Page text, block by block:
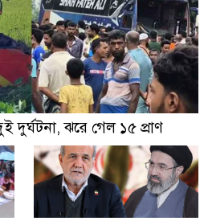
দুর্ঘটনা, ঝরে গেল ১৫ প্রাণ